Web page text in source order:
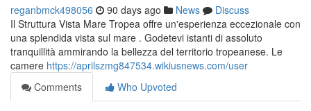
reganbmck498056 90 days ago News
Discuss
Il Struttura Vista Mare Tropea offre un'esperienza eccezionale con
una splendida vista sul mare . Godetevi istanti di assoluto
tranquillità ammirando la bellezza del territorio tropeanese. Le
camere https://aprilszmg847534.wikiusnews.com/user
Comments
Who Upvoted